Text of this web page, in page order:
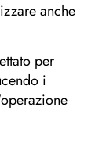
anche
per
i